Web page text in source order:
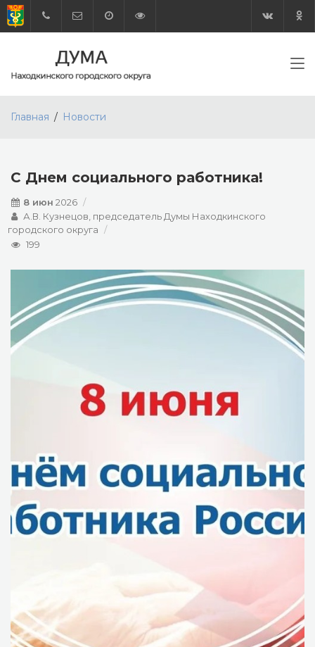
Главная Новости
С Днем социального работника!
8 июн 2026
А.В. Кузнецов, председатель Думы Находкинского
городского округа
199